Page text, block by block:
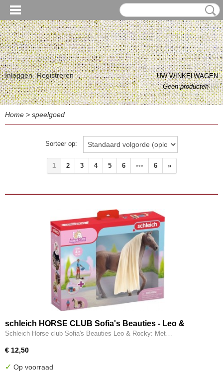
Inloggen Registreren
UW WINKELWAGEN
Geen producten(0)
Home > speelgoed
Sorteer op:
1 2 3 4 5 6 ••• 6 »
schleich HORSE CLUB Sofia's Beauties - Leo &
Rocky
Schleich Horse club Sofia's Beauties Leo & Rocky: Met…
€ 12,50
✓ Op voorraad